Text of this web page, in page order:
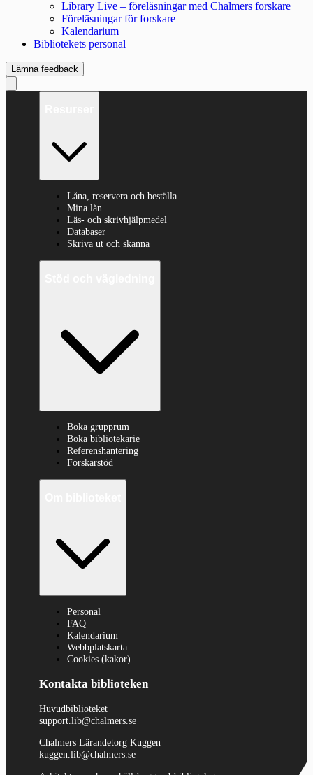
Library Live – föreläsningar med Chalmers forskare
Föreläsningar för forskare
Kalendarium
Bibliotekets personal
Lämna feedback
Låna, reservera och beställa
Mina lån
Läs- och skrivhjälpmedel
Databaser
Skriva ut och skanna
Boka grupprum
Boka bibliotekarie
Referenshantering
Forskarstöd
Personal
FAQ
Kalendarium
Webbplatskarta
Cookies (kakor)
Kontakta biblioteken
Huvudbiblioteket
support.lib@chalmers.se
Chalmers Lärandetorg Kuggen
kuggen.lib@chalmers.se